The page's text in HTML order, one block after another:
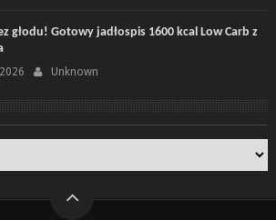
głodu! Gotowy jadłospis 1600 kcal Low Carb z
Unknown